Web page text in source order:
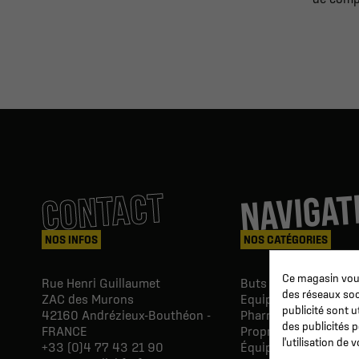
CONTACT
NOS INFOS
Rue Henri Guillaumet
ZAC des Murons
42160 Andrézieux-Bouthéon -
FRANCE
+33 (0)4 77 43 21 90
NOS CATÉGORIES
Buts & Abris football
Equipements du
Pharmacie & Soins
Proprio &
Équipements du
Ce magasin
des réseaux
publicité sont
des publicités
l'utilisation de